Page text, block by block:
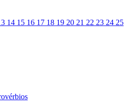
14 15 16 17 18 19 20 21 22 23 24 25